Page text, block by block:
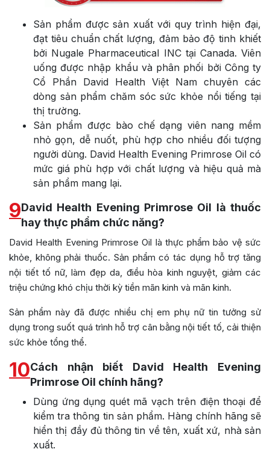
Sản phẩm được sản xuất với quy trình hiện đại,
đạt tiêu chuẩn chất lượng, đảm bảo độ tinh khiết
bởi Nugale Pharmaceutical INC tại Canada. Viên
uống được nhập khẩu và phân phối bởi Công ty
Cổ Phần David Health Việt Nam chuyên các
dòng sản phẩm chăm sóc sức khỏe nổi tiếng tại
thị trường.
Sản phẩm được bào chế dạng viên nang mềm
nhỏ gọn, dễ nuốt, phù hợp cho nhiều đối tượng
người dùng. David Health Evening Primrose Oil có
mức giá phù hợp với chất lượng và hiệu quả mà
sản phẩm mang lại.
9David Health Evening Primrose Oil là thuốc
hay thực phẩm chức năng?
David Health Evening Primrose Oil là thực phẩm bảo vệ sức
khỏe, không phải thuốc. Sản phẩm có tác dụng hỗ trợ tăng
nội tiết tố nữ, làm đẹp da, điều hòa kinh nguyệt, giảm các
triệu chứng khó chịu thời kỳ tiền mãn kinh và mãn kinh.
Sản phẩm này đã được nhiều chị em phụ nữ tin tưởng sử
dụng trong suốt quá trình hỗ trợ cân bằng nội tiết tố, cải thiện
sức khỏe tổng thể.
10Cách nhận biết David Health Evening
Primrose Oil chính hãng?
Dùng ứng dụng quét mã vạch trên điện thoại để
kiểm tra thông tin sản phẩm. Hàng chính hãng sẽ
hiển thị đầy đủ thông tin về tên, xuất xứ, nhà sản
xuất.